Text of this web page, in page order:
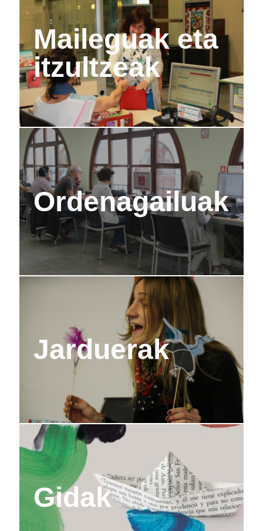
Maileguak eta
itzultzeak
Ordenagailuak
Jarduerak
Gidak